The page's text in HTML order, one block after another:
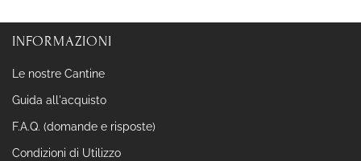
INFORMAZIONI
Le nostre Cantine
Guida all'acquisto
F.A.Q. (domande e risposte)
Condizioni di Utilizzo